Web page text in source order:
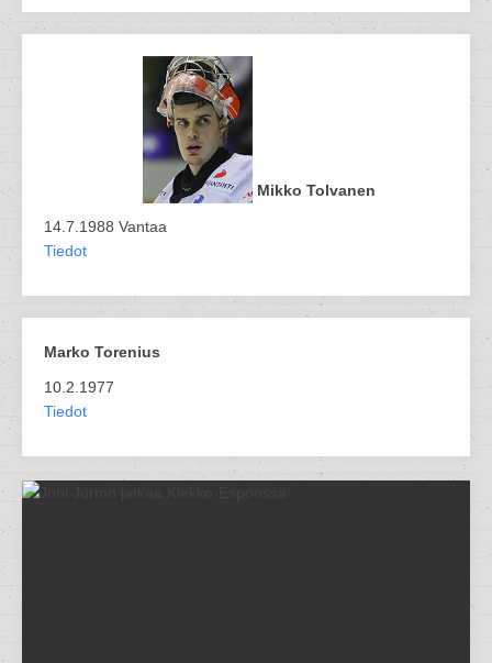
Mikko Tolvanen
14.7.1988 Vantaa
Tiedot
Marko Torenius
10.2.1977
Tiedot